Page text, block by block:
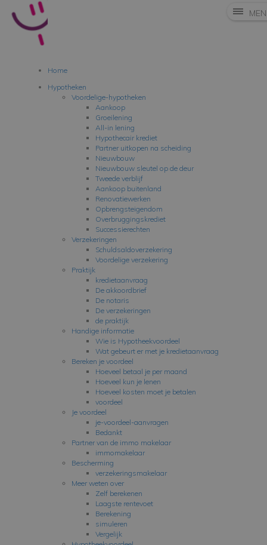
Home
Hypotheken
Voordelige-hypotheken
Aankoop
Groeilening
All-in lening
Hypothecair krediet
Partner uitkopen na scheiding
Nieuwbouw
Nieuwbouw sleutel op de deur
Tweede verblijf
Aankoop buitenland
Renovatiewerken
Opbrengsteigendom
Overbruggingskrediet
Successierechten
Verzekeringen
Schuldsaldoverzekering
Voordelige verzekering
Praktijk
kredietaanvraag
De akkoordbrief
De notaris
De verzekeringen
de praktijk
Handige informatie
Wie is Hypotheekvoordeel
Wat gebeurt er met je kredietaanvraag
Bereken je voordeel
Hoeveel betaal je per maand
Hoeveel kun je lenen
Hoeveel kosten moet je betalen
voordeel
Je voordeel
je-voordeel-aanvragen
Bedankt
Partner van de immo makelaar
immomakelaar
Bescherming
verzekeringsmakelaar
Meer weten over
Zelf berekenen
Laagste rentevoet
Berekening
simuleren
Vergelijk